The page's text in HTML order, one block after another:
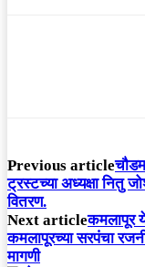
Previous article
ट्रस्टच्या अध्यक्षा नितु
वितरण.
Next articleकमलापूर
कमलापूरच्या सरपंचा
मागणी